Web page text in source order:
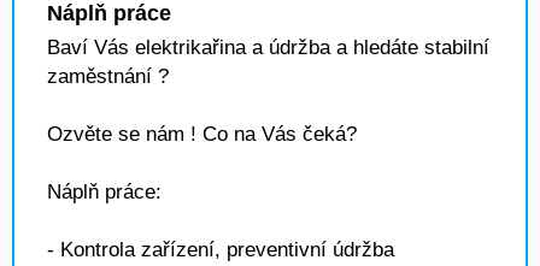
Náplň práce
Baví Vás elektrikařina a údržba a hledáte stabilní
zaměstnání ?
Ozvěte se nám ! Co na Vás čeká?
Náplň práce:
- Kontrola zařízení, preventivní údržba